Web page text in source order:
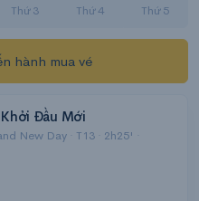
Thứ 3 Thứ 4 Thứ 5
hành mua vé
Đầu Mới
New Day · T13 · 2h25' ·